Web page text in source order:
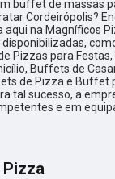
buffet de massas
Cordeirópolis?
aqui na Magníficos
disponibilizadas,
Pizzas para
Buffets de
de Pizza e Buffet
tal sucesso, a
e em